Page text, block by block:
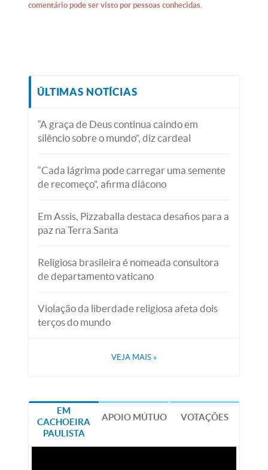
comentário pode ser visto por pessoas conhecidas.
ÚLTIMAS NOTÍCIAS
“A graça de Deus continua caindo em
silêncio sobre o mundo”, diz cardeal
“Cada lágrima pode carregar uma semente
de recomeço”, afirma diácono
Em Assis, Pizzaballa destaca desafios para a
paz na Terra Santa
Religiosa brasileira é nomeada consultora
de departamento vaticano
Violação da liberdade religiosa afeta dois
terços do mundo
VEJA MAIS »
EM
CACHOEIRA
PAULISTA
APOIO MÚTUO VOTAÇÕES